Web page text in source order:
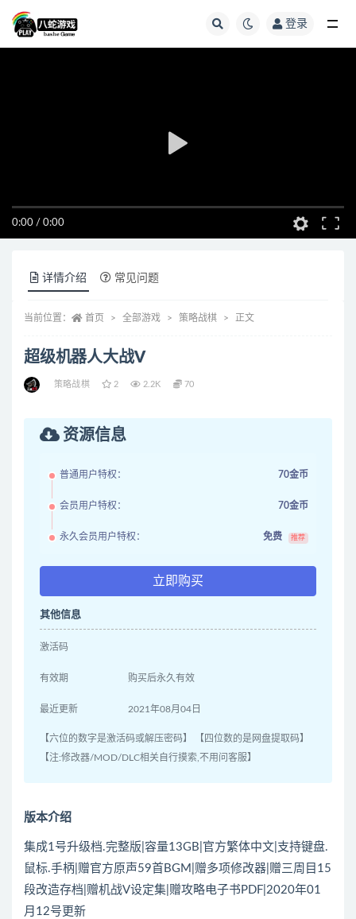
登录
0:00 / 0:00
详情介绍 常见问题
当前位置： 首页 全部游戏 策略战棋 正文
超级机器人大战V
策略战棋 2 2.2K 70
资源信息
普通用户特权： 70金币
会员用户特权： 70金币
永久会员用户特权： 免费 推荐
立即购买
其他信息
激活码
有效期 购买后永久有效
最近更新 2021年08月04日
【六位的数字是激活码或解压密码】 【四位数的是网盘提取码】
【注:修改器/MOD/DLC相关自行摸索,不用问客服】
版本介绍
集成1号升级档.完整版|容量13GB|官方繁体中文|支持键盘.
鼠标.手柄|赠官方原声59首BGM|赠多项修改器|赠三周目15
段改造存档|赠机战V设定集|赠攻略电子书PDF|2020年01
月12号更新